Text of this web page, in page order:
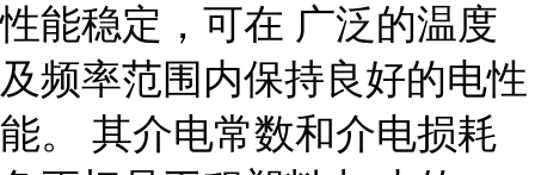
性能稳定，可在 广泛的温度
及频率范围内保持良好的电性
能。 其介电常数和介电损耗